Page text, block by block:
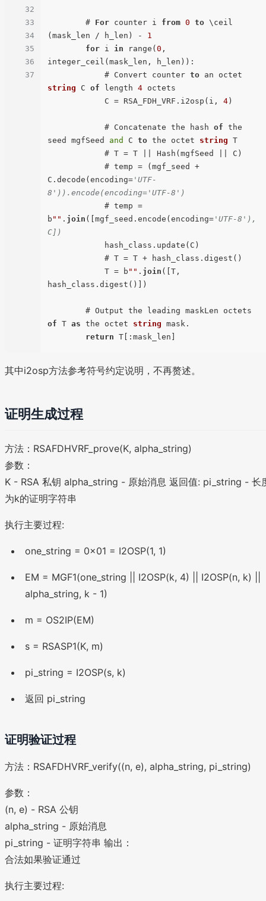
32
33
34
35
36
37
        #
For counter i from 0 to \ceil
(mask_len / h_len) - 1
for i in range( 0 ,
integer_ceil(mask_len, h_len)):
            # Convert counter
to
string C of length 4 octets
            C = RSA_FDH_VRF.i2osp(i,
4 )
            # Concatenate the hash
of the
seed mgfSeed and C to the octet string T
C.decode(encoding= 'UTF-
8')).encode(encoding='UTF-8')
b "" . join ([mgf_seed.encode(encoding= 'UTF-8'),
C])
            T = b
"" . join ([T,
hash_class.digest()])
of T as the octet string mask.
return
其中i2osp方法参考符号约定说明，不再赘述。
证明生成过程
方法：RSAFDHVRF_prove(K, alpha_string)
参数：
K - RSA 私钥 alpha_string - 原始消息 返回值: pi_string - 长
为k的证明字符串
执行主要过程:
one_string = 0x01 = I2OSP(1, 1)
EM = MGF1(one_string || I2OSP(k, 4) || I2OSP(n, k) ||
alpha_string, k - 1)
m = OS2IP(EM)
s = RSASP1(K, m)
pi_string = I2OSP(s, k)
返回 pi_string
证明验证过程
方法：RSAFDHVRF_verify((n, e), alpha_string, pi_string)
参数：
(n, e) - RSA 公钥
alpha_string - 原始消息
pi_string - 证明字符串 输出：
合法如果验证通过
执行主要过程: